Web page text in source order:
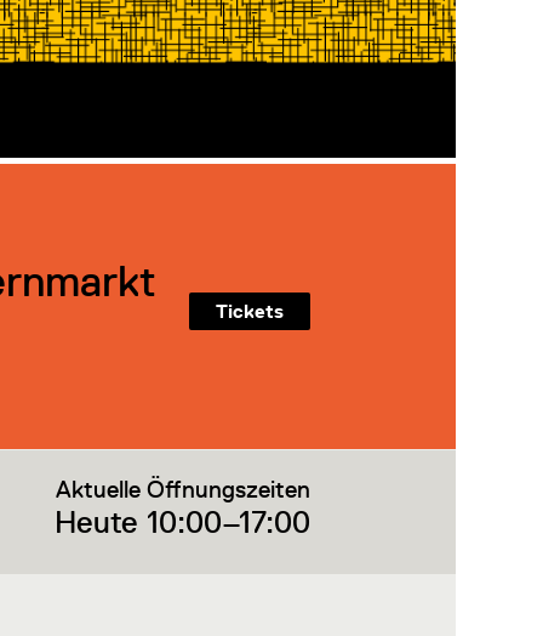
Tickets
Aktuelle Öffnungszeiten
Heute 10:00–17:00